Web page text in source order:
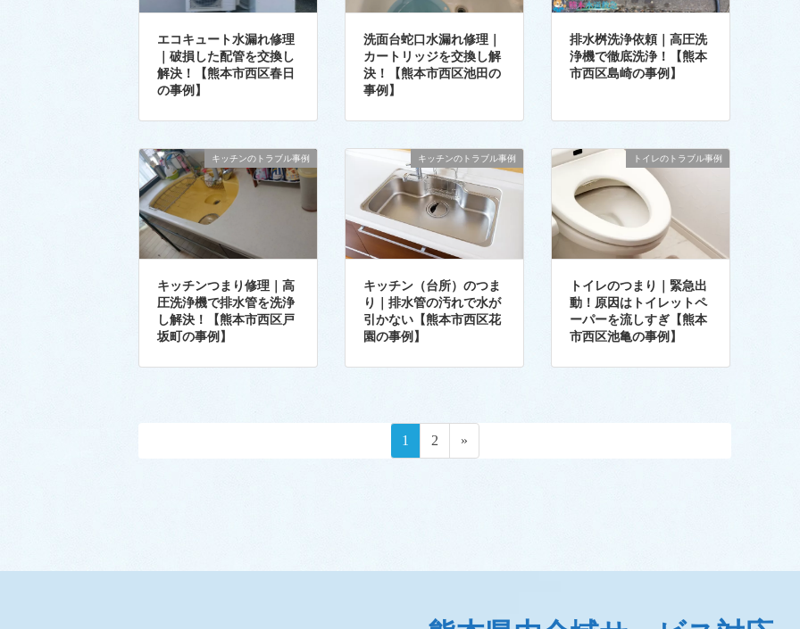
エコキュート水漏れ修理
｜破損した配管を交換し
解決！【熊本市西区春日
の事例】
洗面台蛇口水漏れ修理｜
カートリッジを交換し解
決！【熊本市西区池田の
事例】
排水桝洗浄依頼｜高圧洗
浄機で徹底洗浄！【熊本
市西区島崎の事例】
キッチンのトラブル事例
キッチンつまり修理｜高
圧洗浄機で排水管を洗浄
し解決！【熊本市西区戸
坂町の事例】
キッチンのトラブル事例
キッチン（台所）のつま
り｜排水管の汚れで水が
引かない【熊本市西区花
園の事例】
トイレのトラブル事例
トイレのつまり｜緊急出
動！原因はトイレットペ
ーパーを流しすぎ【熊本
市西区池亀の事例】
ゲ
ペ
ー
1
ペ
ー
2 »